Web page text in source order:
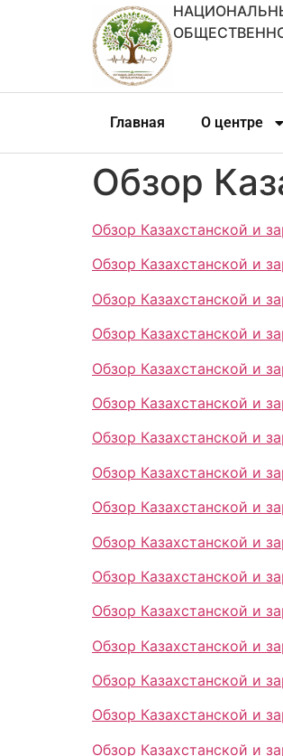
Главная О центре
Обзор
Обзор Казахстанской и
Обзор Казахстанской и
Обзор Казахстанской и
Обзор Казахстанской и
Обзор Казахстанской и
Обзор Казахстанской и
Обзор Казахстанской и
Обзор Казахстанской и
Обзор Казахстанской и
Обзор Казахстанской и
Обзор Казахстанской и
Обзор Казахстанской и
Обзор Казахстанской и
Обзор Казахстанской и
Обзор Казахстанской и
Обзор Казахстанской и